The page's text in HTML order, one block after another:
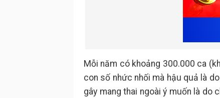
Mỗi năm có khoảng 300.000 ca
con số nhức nhối mà hậu quả là
gây mang thai ngoài ý muốn là do